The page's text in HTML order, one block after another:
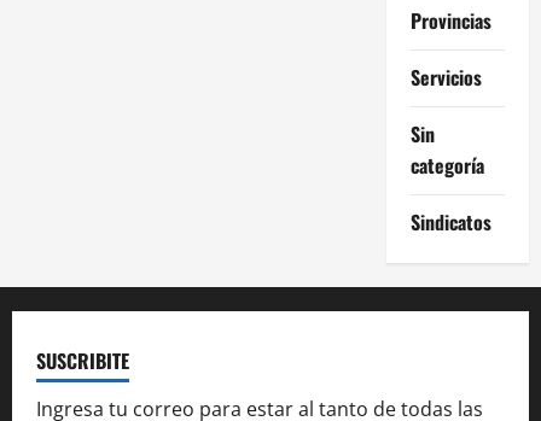
Provincias
Servicios
Sin
categoría
Sindicatos
SUSCRIBITE
Ingresa tu correo para estar al tanto de todas las